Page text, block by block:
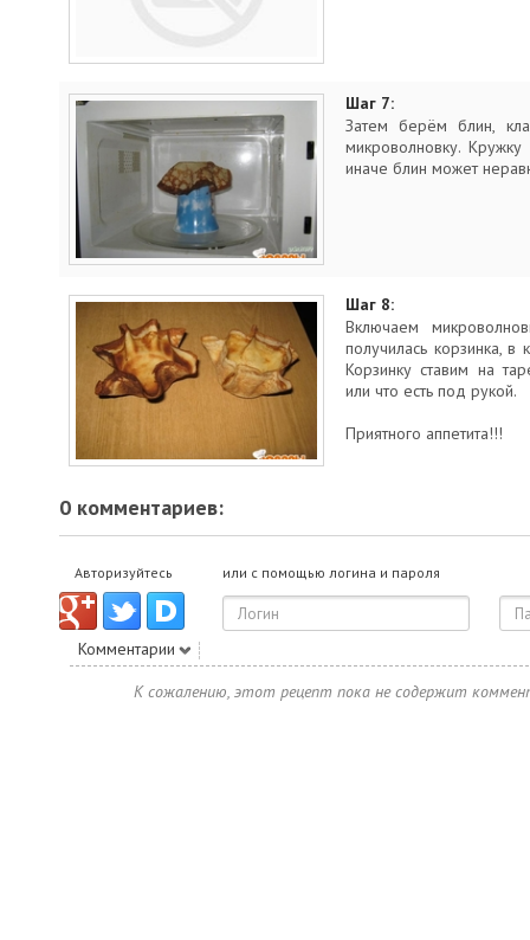
Шаг 7:
Затем берём блин,
микроволновку.
иначе блин может
Шаг 8:
Включаем
получилась корзинка,
Корзинку ставим на
или что есть под рукой.
Приятного аппетита!!!
0 комментариев:
Авторизуйтесь или с помощью логина и пароля
Комментарии
К сожалению, этот рецепт пока не содержит